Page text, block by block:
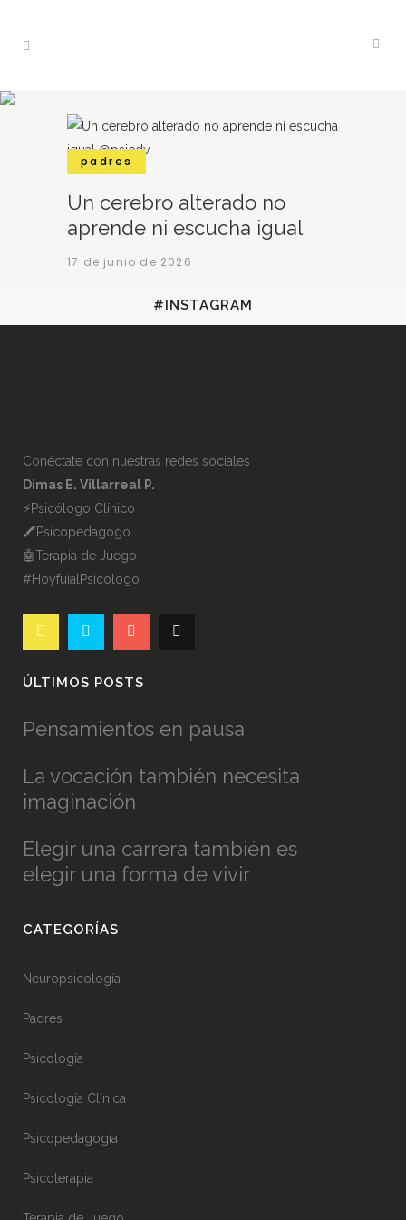
padres
Un cerebro alterado no
aprende ni escucha igual
17 de junio de 2026
#INSTAGRAM
Conéctate con nuestras redes sociales
Dimas E. Villarreal P.
⚡️Psicólogo Clínico
🖍Psicopedagogo
🤖Terapia de Juego
#HoyfuialPsicologo
ÚLTIMOS POSTS
Pensamientos en pausa
La vocación también necesita
imaginación
Elegir una carrera también es
elegir una forma de vivir
CATEGORÍAS
Neuropsicología
Padres
Psicología
Psicología Clínica
Psicopedagogía
Psicoterapia